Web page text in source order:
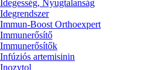
Idegesség, Nyugtalanság
Idegrendszer
Immun-Boost Orthoexpert
Immunerősítő
Immunerősítők
Infúziós artemisinin
Inozytol